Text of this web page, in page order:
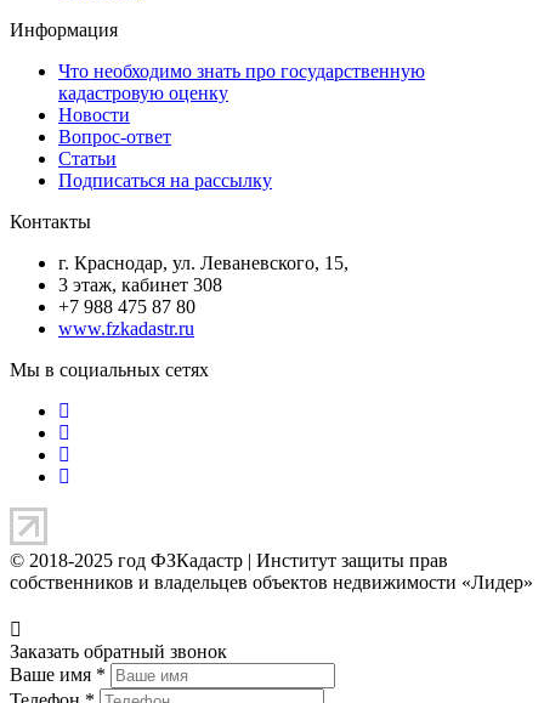
Информация
Что необходимо знать про государственную
кадастровую оценку
Новости
Вопрос-ответ
Статьи
Подписаться на рассылку
Контакты
г. Краснодар, ул. Леваневского, 15,
3 этаж, кабинет 308
+7 988 475 87 80
www.fzkadastr.ru
Мы в социальных сетях
© 2018-2025 год ФЗКадастр | Институт защиты прав
собственников и владельцев объектов недвижимости «Лидер»
Заказать обратный звонок
Ваше имя *